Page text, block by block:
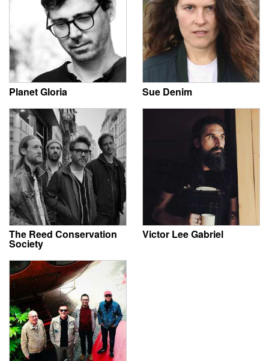
Planet Gloria Sue Denim
The Reed Conservation
Society
Victor Lee Gabriel